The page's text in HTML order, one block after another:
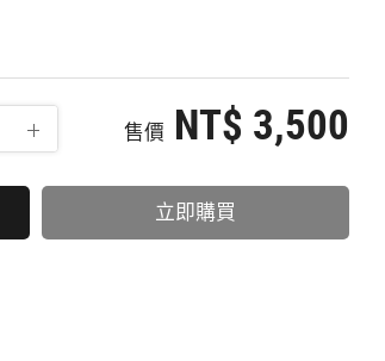
售價 NT$ 3,500
立即購買